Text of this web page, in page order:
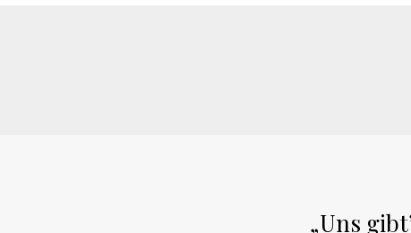
„Uns